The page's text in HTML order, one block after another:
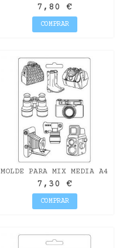
MAGIC FOREST "PORTA ED
ELEMENTI"...
7,80 €
COMPRAR
MOLDE PARA MIX MEDIA A4
OUR WAY "TRAVEL
ACCESSORIES"...
7,30 €
COMPRAR